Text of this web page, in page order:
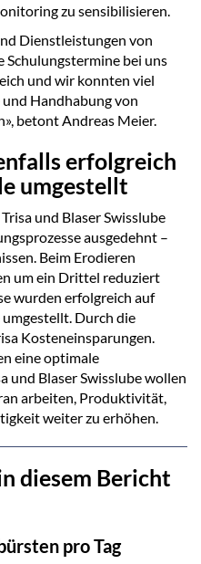
zu sensibilisieren.
Dienstleistungen von
Schulungstermine bei uns
und wir konnten viel
Handhabung von
betont Andreas Meier.
erfolgreich
umgestellt
und Blaser Swisslube
ausgedehnt –
Beim Erodieren
um ein Drittel reduziert
wurden erfolgreich auf
umgestellt. Durch die
Kosteneinsparungen.
eine optimale
und Blaser Swisslube wollen
arbeiten, Produktivität,
weiter zu erhöhen.
diesem Bericht
pro Tag